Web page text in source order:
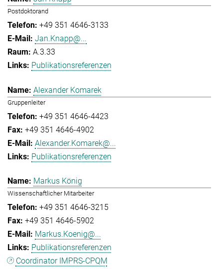
Postdoktorand
+49 351 4646-3133
Jan.Knapp@...
A.3.33
Publikationsreferenzen
Alexander Komarek
Gruppenleiter
+49 351 4646-4423
+49 351 4646-4902
Alexander.Komarek@...
Publikationsreferenzen
Markus König
Wissenschaftlicher Mitarbeiter
+49 351 4646-3215
+49 351 4646-5902
Markus.Koenig@...
Publikationsreferenzen
Coordinator IMPRS-CPQM